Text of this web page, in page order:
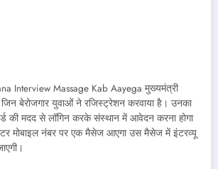
Interview Massage Kab Aayega मुख्यमंत्री
बेरोजगार युवाओं ने रजिस्ट्रेशन करवाया है। उनका
की मदद से लॉगिन करके संस्थान में आवेदन करना होगा
मोबाइल नंबर पर एक मैसेज आएगा उस मैसेज में इंटरव्यू